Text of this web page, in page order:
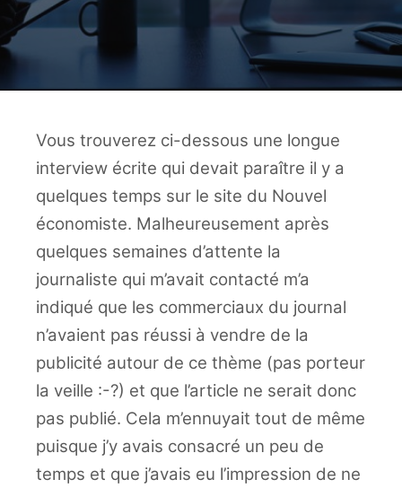
Vous trouverez ci-dessous une longue
interview écrite qui devait paraître il y a
quelques temps sur le site du Nouvel
économiste. Malheureusement après
quelques semaines d’attente la
journaliste qui m’avait contacté m’a
indiqué que les commerciaux du journal
n’avaient pas réussi à vendre de la
publicité autour de ce thème (pas porteur
la veille :-?) et que l’article ne serait donc
pas publié. Cela m’ennuyait tout de même
puisque j’y avais consacré un peu de
temps et que j’avais eu l’impression de ne